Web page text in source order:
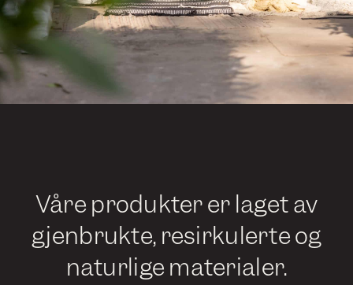
Våre produkter er laget av
gjenbrukte, resirkulerte og
naturlige materialer.